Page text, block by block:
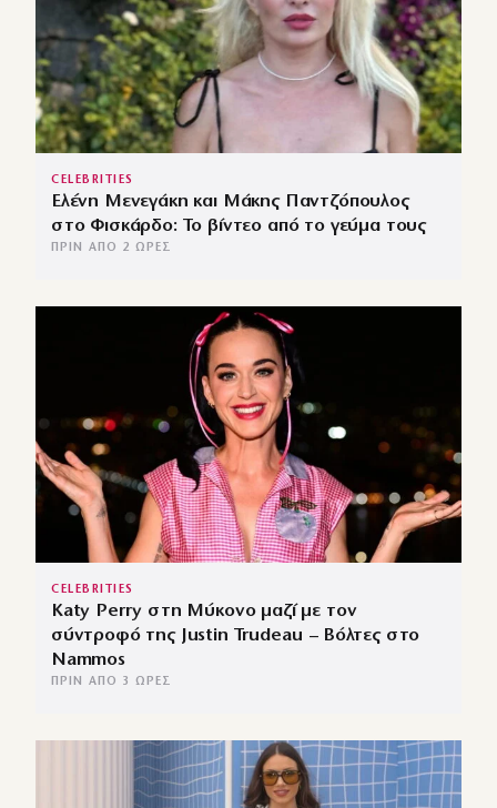
CELEBRITIES
Ελένη Μενεγάκη και Μάκης Παντζόπουλος
στο Φισκάρδο: Το βίντεο από το γεύμα τους
ΠΡΙΝ ΑΠΌ 2 ΏΡΕΣ
CELEBRITIES
Katy Perry στη Μύκονο μαζί με τον
σύντροφό της Justin Trudeau – Βόλτες στο
Nammos
ΠΡΙΝ ΑΠΌ 3 ΏΡΕΣ